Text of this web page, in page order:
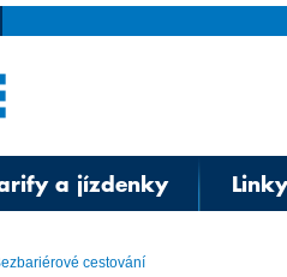
a jízdenky
cestování